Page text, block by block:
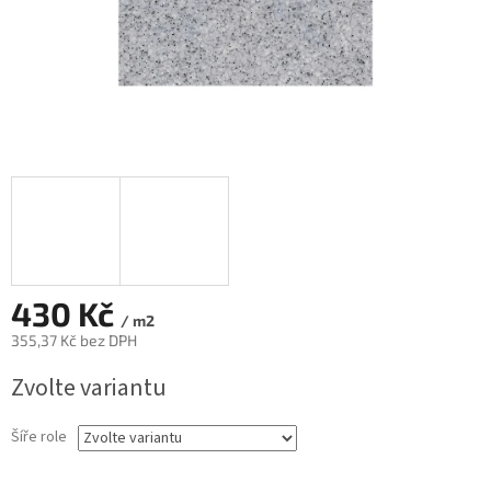
430 Kč / m2
355,37 Kč bez DPH
cena:
Zvolte variantu
Šíře role